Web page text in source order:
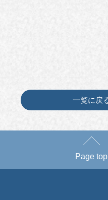
一覧に戻
Page top